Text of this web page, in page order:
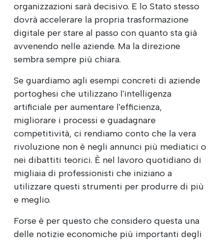
organizzazioni sarà decisivo. E lo Stato stesso
dovrà accelerare la propria trasformazione
digitale per stare al passo con quanto sta già
avvenendo nelle aziende. Ma la direzione
sembra sempre più chiara.
Se guardiamo agli esempi concreti di aziende
portoghesi che utilizzano l'intelligenza
artificiale per aumentare l'efficienza,
migliorare i processi e guadagnare
competitività, ci rendiamo conto che la vera
rivoluzione non è negli annunci più mediatici o
nei dibattiti teorici. È nel lavoro quotidiano di
migliaia di professionisti che iniziano a
utilizzare questi strumenti per produrre di più
e meglio.
Forse è per questo che considero questa una
delle notizie economiche più importanti degli